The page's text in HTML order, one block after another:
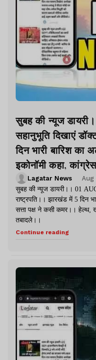
सुबह की न्यूज
सहानुभूति दिखाएं
दिन भारी बारिश
इकोनॉमी कहा,
Lagatar News
Aug
सुबह की न्यूज डायरी।। 01
राष्ट्रपति।। झारखंड में 5 दिन
सत्ता पक्ष ने कसी कमर।। हेल्थ,
तबादले।।
Continue reading